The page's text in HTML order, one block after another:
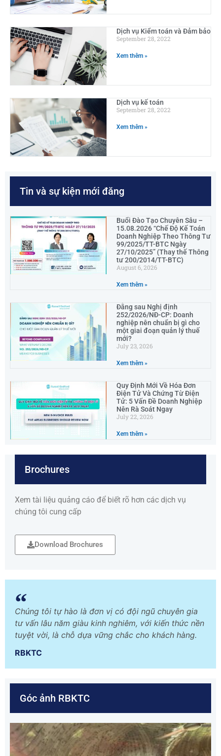
Dịch vụ Kiểm toán và Đảm bảo
September 28, 2022
Xem thêm »
Dịch vụ kế toán
September 28, 2022
Xem thêm »
Tin và sự kiện mới đăng
Buổi Đào Tạo Chuyên Sâu –
15.08.2026 “Chế Độ Kế Toán
Doanh Nghiệp Theo Thông Tư
99/2025/TT-BTC Ngày
27/10/2025” (Thay thế Thông
tư 200/2014/TT-BTC)
August 6, 2026
Xem thêm »
Đằng sau Nghị định
252/2026/NĐ-CP: Doanh
nghiệp nên chuẩn bị gì cho
một giai đoạn quản lý thuế
mới?
July 23, 2026
Xem thêm »
Quy Định Mới Về Hóa Đơn
Điện Tử Và Chứng Từ Điện
Tử: 5 Vấn Đề Doanh Nghiệp
Nên Rà Soát Ngay
July 22, 2026
Xem thêm »
Brochures
Xem tài liệu quảng cáo để biết rõ hơn các dịch vụ
chúng tôi cung cấp
Download Brochures
Chúng tôi tự hào là đơn vị có đội ngũ chuyên gia
tư vấn lâu năm giàu kinh nghiêm, với kiến thức nền
tuyệt vời, là chỗ dựa vững chắc cho khách hàng.
RBKTC
Góc ảnh RBKTC